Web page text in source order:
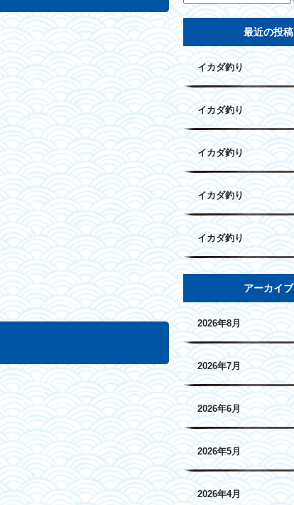
最近の投稿
イカダ釣り
イカダ釣り
イカダ釣り
イカダ釣り
イカダ釣り
アーカイブ
2026年8月
2026年7月
2026年6月
2026年5月
2026年4月